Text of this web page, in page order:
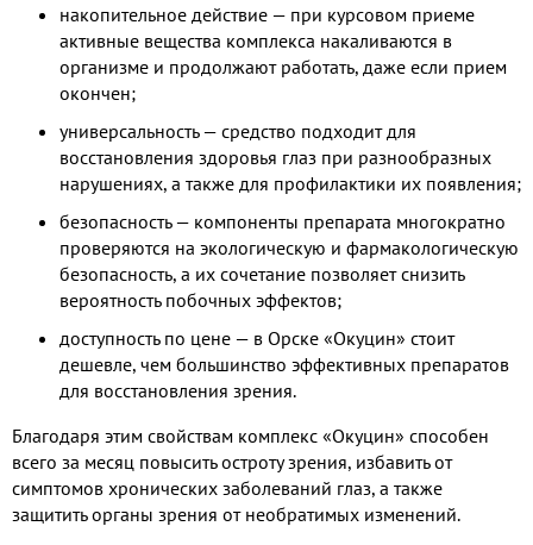
накопительное действие — при курсовом приеме
активные вещества комплекса накаливаются в
организме и продолжают работать, даже если прием
окончен;
универсальность — средство подходит для
восстановления здоровья глаз при разнообразных
нарушениях, а также для профилактики их появления;
безопасность — компоненты препарата многократно
проверяются на экологическую и фармакологическую
безопасность, а их сочетание позволяет снизить
вероятность побочных эффектов;
доступность по цене — в Орске «Окуцин» стоит
дешевле, чем большинство эффективных препаратов
для восстановления зрения.
Благодаря этим свойствам комплекс «Окуцин» способен
всего за месяц повысить остроту зрения, избавить от
симптомов хронических заболеваний глаз, а также
защитить органы зрения от необратимых изменений.